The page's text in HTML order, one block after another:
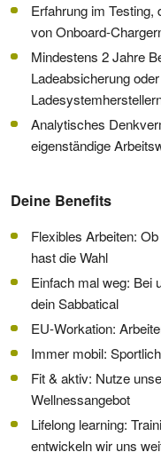
Erfahrung im Testing,
von Onboard-
Mindestens 2 Jahre
Ladeabsicherung
Analytisches
eigenständige
Deine Benefits
Flexibles Arbeiten:
hast die Wahl
Einfach mal weg: Bei
dein Sabbatical
EU-Workation:
Immer mobil:
Fit & aktiv: Nutze
Wellnessangebot
Lifelong learning:
entwickeln wir uns